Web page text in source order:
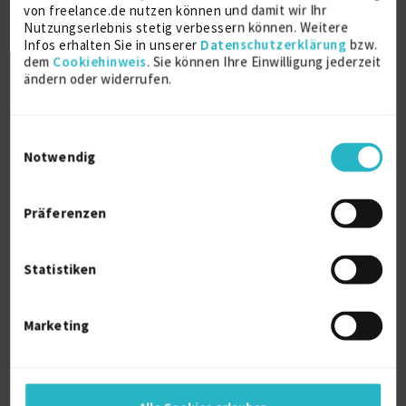
von freelance.de nutzen können und damit wir Ihr
Nutzungserlebnis stetig verbessern können. Weitere
Infos erhalten Sie in unserer Datenschutzerklärung bzw.
dem Cookiehinweis. Sie können Ihre Einwilligung jederzeit
ändern oder widerrufen.
Notwendig
Präferenzen
Statistiken
Marketing
Weitere Projekt‐ & Berufserfahrung anzeigen
Mediale Künste
2024
Köln International School of Design